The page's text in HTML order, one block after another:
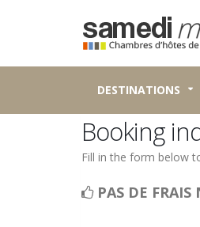
DESTINATIONS
Booking
Fill in the form below
PAS DE FRAIS